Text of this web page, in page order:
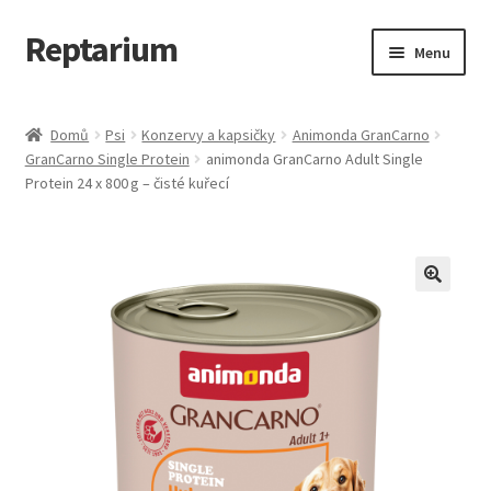
Přeskočit
na
Přejít
k
webu
Reptarium Menu
Košík
Vše pro kočky
Domů Psi Konzervy a kapsičky
Animonda GranCarno
GranCarno Single Protein
animonda GranCarno Adult Single
Protein 24 x 800 g – čisté kuřecí